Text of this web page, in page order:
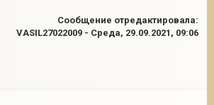
Сообщение отредактировала:
VASIL27022009 - Среда, 29.09.2021, 09:06